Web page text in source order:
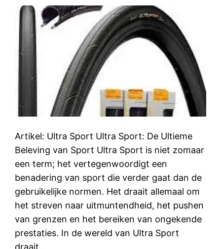
Artikel: Ultra Sport Ultra Sport: De Ultieme
Beleving van Sport Ultra Sport is niet zomaar
een term; het vertegenwoordigt een
benadering van sport die verder gaat dan de
gebruikelijke normen. Het draait allemaal om
het streven naar uitmuntendheid, het pushen
van grenzen en het bereiken van ongekende
prestaties. In de wereld van Ultra Sport
draait…